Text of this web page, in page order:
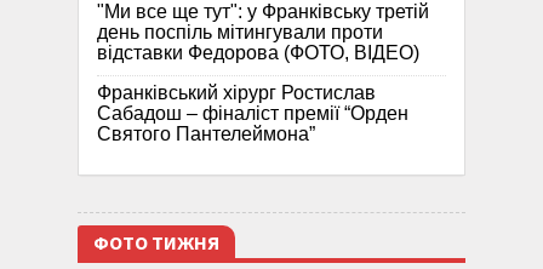
"Ми все ще тут": у Франківську третій
день поспіль мітингували проти
відставки Федорова (ФОТО, ВІДЕО)
Франківський хірург Ростислав
Сабадош – фіналіст премії “Орден
Святого Пантелеймона”
ФОТО ТИЖНЯ